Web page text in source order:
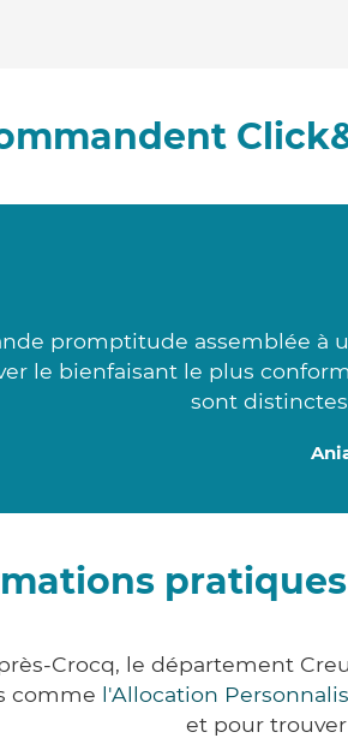
promptitude assemblée à
le bienfaisant le plus
sont
Crocq, le département
comme l'Allocation
et pour